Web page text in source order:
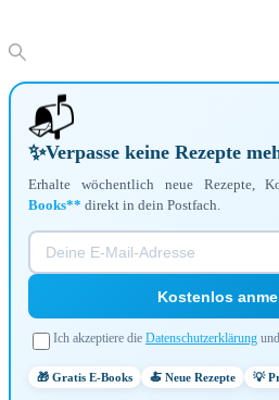
📬
✨Verpasse keine Rezepte
Erhalte wöchentlich neue Rezepte,
Books** direkt in dein Postfach.
Kostenlos
Ich akzeptiere die Datenschutzerklärung
🎁 Gratis E-Books 🍝 Neue Rezepte 💡